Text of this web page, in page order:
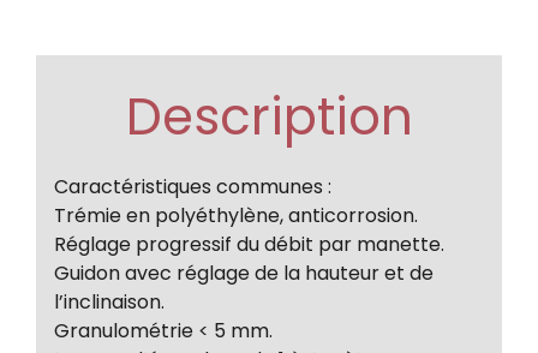
Description
Caractéristiques communes :
Trémie en polyéthylène, anticorrosion.
Réglage progressif du débit par manette.
Guidon avec réglage de la hauteur et de
l’inclinaison.
Granulométrie < 5 mm.